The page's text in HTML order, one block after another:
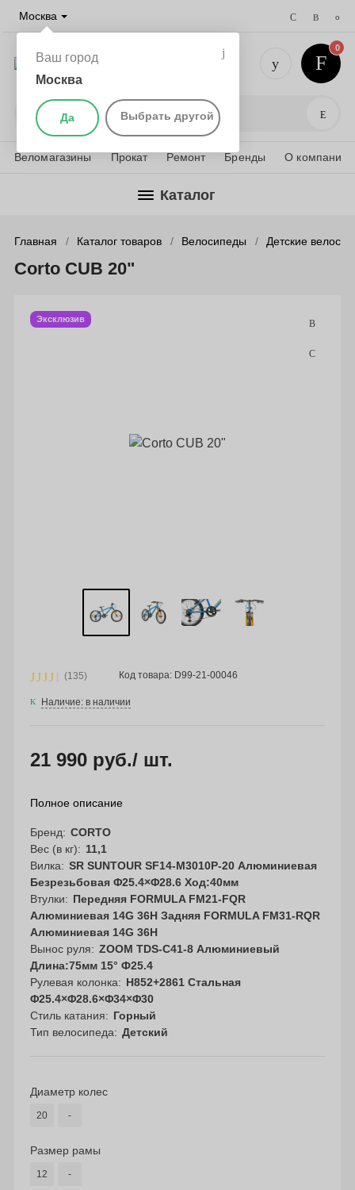
Москва
Ваш город
Москва
Да Выбрать другой Поиск
+7 (495)
0
Веломагазины Прокат Ремонт Бренды О компании
Каталог
Главная Каталог товаров Велосипеды Детские
Corto CUB 20"
Эксклюзив
(135) Код товара: D99-21-00046
Наличие: в наличии
21 990 руб./ шт.
Полное описание
Бренд
CORTO
Вес (в кг)
11,1
Вилка
SR SUNTOUR SF14-M3010P-20 Алюминиевая
Безрезьбовая Φ25.4×Φ28.6 Ход:40мм
Втулки
Передняя FORMULA FM21-FQR
Алюминиевая 14G 36H Задняя FORMULA FM31-RQR
Алюминиевая 14G 36H
Вынос руля
ZOOM TDS-C41-8 Алюминиевый
Длина:75мм 15° Ф25.4
Рулевая колонка
H852+2861 Стальная
Φ25.4×Φ28.6×Φ34×Φ30
Стиль катания
Горный
Тип велосипеда
Детский
Диаметр колес
20 -
Размер рамы
12 -